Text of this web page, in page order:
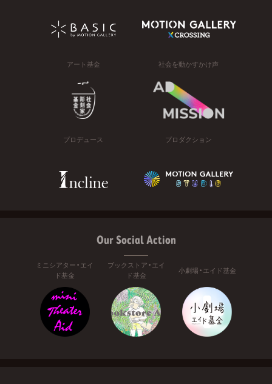
アート基金 社会を動かすかけ声
プロデュース プロダクション
Our Social Action
ミニシアター・エイ
ド基金
ブックストア・エイ
ド基金
小劇場・エイド基金